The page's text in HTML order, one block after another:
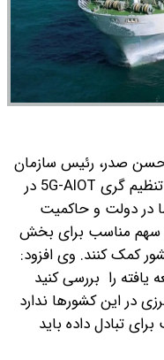
صدر، رئیس سازمان
فناوری اطلاعات ایران در رویداد نقش تنظیم گری 5G-AIOT در
در دولت و حاکمیت
سهم مناسب برای بخش
کمک کنند. وی افزود:
را بررسی کنید
در این کشورها ندارد
تبادل داده باید